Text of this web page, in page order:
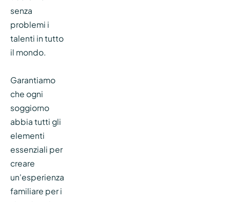
senza
problemi i
talenti in tutto
il mondo.
Garantiamo
che ogni
soggiorno
abbia tutti gli
elementi
essenziali per
creare
un'esperienza
familiare per i